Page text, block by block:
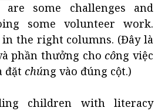
are some challenges and
some volunteer work.
in the right columns. (Đây là
phần thưởng chocông việc
đặt chúng vào đúng cột.)
children with literacy